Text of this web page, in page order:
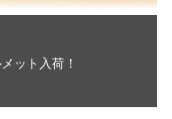
ット入荷！